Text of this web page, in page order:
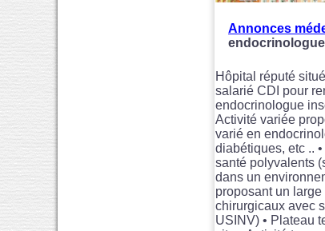
Annonces
endocrinologue
Hôpital réputé
salarié CDI pour
endocrinologue
Activité variée
varié en
diabétiques, etc ..
santé polyvalents
dans un
proposant un
chirurgicaux avec
USINV) • Plateau